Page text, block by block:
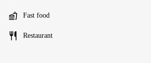
Fast food
Restaurant